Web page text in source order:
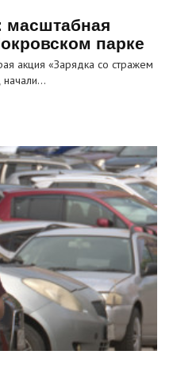
масштабная
парке
акция «Зарядка со стражем
начали…